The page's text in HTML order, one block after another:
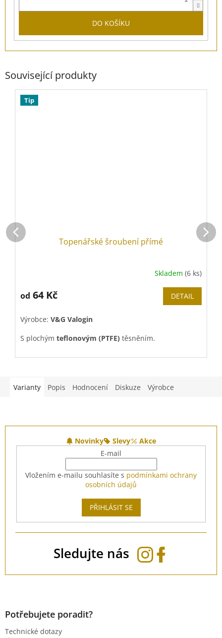
DO KOŠÍKU
Související produkty
Tip
Topenářské šroubení přímé
Skladem (6 ks)
od 64 Kč DETAIL
Výrobce: V&G Valogin
S plochým teflonovým (PTFE) těsněním.
Pro dotahovaní doporučujeme použítTopenářský
Varianty Popis Hodnocení Diskuze Výrobce
Novinky Slevy
Akce
E-mail
Vložením e-mailu souhlasíte s podmínkami ochrany
osobních údajů
PŘIHLÁSIT SE
Sledujte nás
Potřebujete poradit?
Technické dotazy